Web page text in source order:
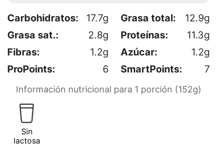
Carbohidratos: 17.7g Grasa total:
12.9g
Grasa sat.:
2.8g Proteínas:
11.3g
Fibras:
1.2g Azúcar:
1.2g
ProPoints:
6 SmartPoints: 7
Información nutricional para 1 porción (152g)
Sin
lactosa